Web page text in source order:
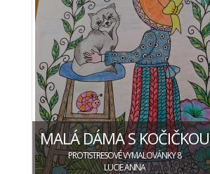
MALÁ DÁMA S KOČIČKOU
PROTISTRESOVÉ VYMALOVÁNKY 8
LUCIE ANNA